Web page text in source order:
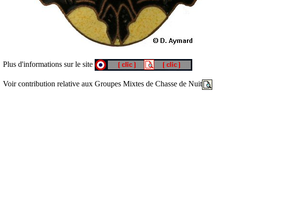
Plus d'informations sur le site
Voir contribution relative aux Groupes Mixtes de Chasse de Nuit